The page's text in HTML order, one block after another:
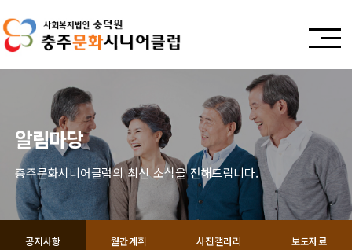
알림마당
충주문화시니어클럽의 최신 소식을 전해드립니다.
공지사항 월간계획 사진갤러리 보도자료